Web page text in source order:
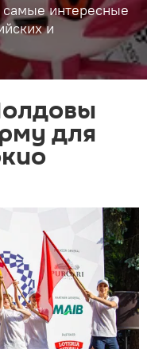
самые интересные
и
для